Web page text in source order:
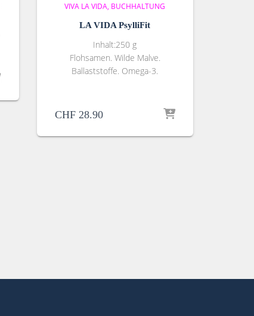
VIVA LA VIDA BUCHHALTUNG
LA VIDA PsylliFit
Inhalt:250 g
Flohsamen. Wilde Malve.
Ballaststoffe. Omega-3.
CHF28.90